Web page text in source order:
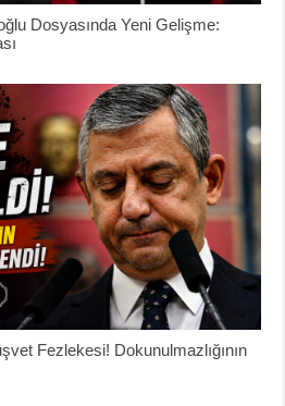
Dosyasında Yeni Gelişme:
Fezlekesi! Dokunulmazlığının